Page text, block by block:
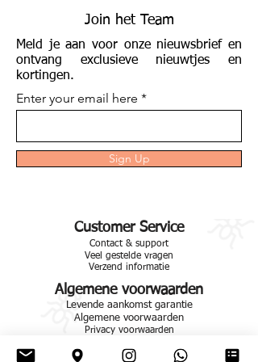
Join het Team
Meld je aan voor onze nieuwsbrief en
ontvang exclusieve nieuwtjes en
kortingen.
Enter your email here
Sign Up
Customer Service
Contact & support
Veel gestelde vragen
Verzend informatie
Algemene voorwaarden
Levende aankomst garantie
Algemene voorwaarden
Privacy voorwaarden